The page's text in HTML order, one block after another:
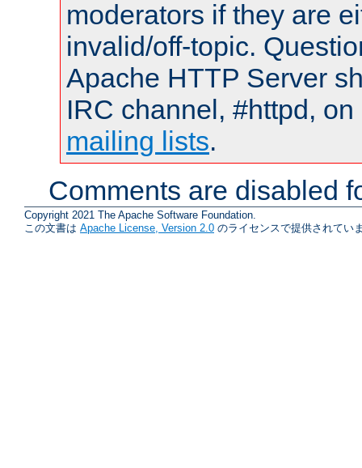
moderators if they are
invalid/off-topic.
Apache HTTP Server
IRC channel, #httpd,
mailing lists.
Comments are disabled
Copyright 2021 The Apache Software Foundation.
この文書は Apache License, Version 2.0 のライセンスで提供されてい